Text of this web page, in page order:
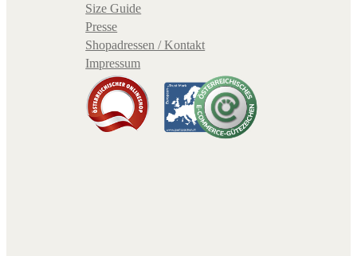
Size Guide
Presse
Shopadressen / Kontakt
Impressum